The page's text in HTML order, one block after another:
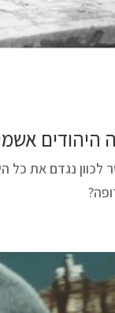
היהודים
לכוון נגדם את כל